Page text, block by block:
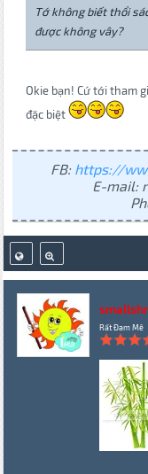
Tớ không biết thổi
được không vây?
Okie bạn! Cứ tới tham
đặc biệt
FB: https://
E-mail:
Rất Đam Mê